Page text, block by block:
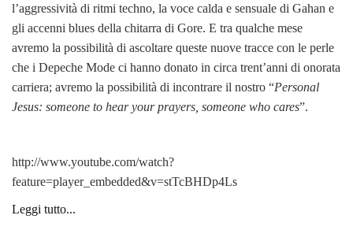
l’aggressività di ritmi techno, la voce calda e sensuale di Gahan e
gli accenni blues della chitarra di Gore. E tra qualche mese
avremo la possibilità di ascoltare queste nuove tracce con le perle
che i Depeche Mode ci hanno donato in circa trent’anni di onorata
carriera; avremo la possibilità di incontrare il nostro “Personal
Jesus: someone to hear your prayers, someone who cares”.
http://www.youtube.com/watch?
feature=player_embedded&v=stTcBHDp4Ls
Leggi tutto...